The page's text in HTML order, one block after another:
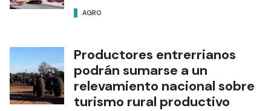
AGRO
Productores entrerrianos
podrán sumarse a un
relevamiento nacional sobre
turismo rural productivo